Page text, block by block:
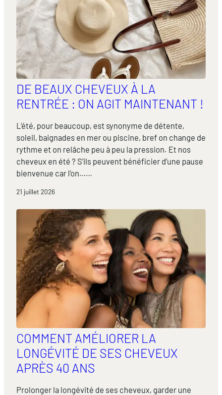
DE BEAUX CHEVEUX À LA
RENTRÉE : ON AGIT MAINTENANT !
L’été, pour beaucoup, est synonyme de détente,
soleil, baignades en mer ou piscine, bref on change de
rythme et on relâche peu à peu la pression. Et nos
cheveux en été ? S’ils peuvent bénéficier d’une pause
bienvenue car l’on……
21 juillet 2026
COMMENT AMÉLIORER LA
LONGÉVITÉ DE SES CHEVEUX
APRÈS 40 ANS
Prolonger la longévité de ses cheveux, garder une